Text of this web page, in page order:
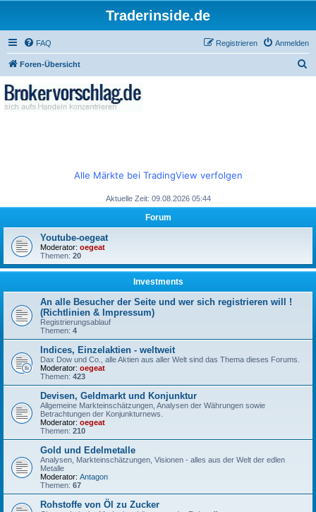
Traderinside.de
FAQ Anmelden
Registrieren
Foren-Übersicht
Alle Märkte bei TradingView verfolgen
Aktuelle Zeit: 09.08.2026 05:44
Forum
Youtube-oegeat
Moderator: oegeat
Themen: 20
Investments
An alle Besucher der Seite und wer sich registrieren will !
(Richtlinien & Impressum)
Registrierungsablauf
Themen: 4
Indices, Einzelaktien - weltweit
Dax Dow und Co., alle Aktien aus aller Welt sind das Thema dieses Forums.
Moderator: oegeat
Themen: 423
Devisen, Geldmarkt und Konjunktur
Allgemeine Markteinschätzungen, Analysen der Währungen sowie
Betrachtungen der Konjunkturnews.
Moderator: oegeat
Themen: 210
Gold und Edelmetalle
Analysen, Markteinschätzungen, Visionen - alles aus der Welt der edlen
Metalle
Moderator: Antagon
Themen: 67
Rohstoffe von Öl zu Zucker